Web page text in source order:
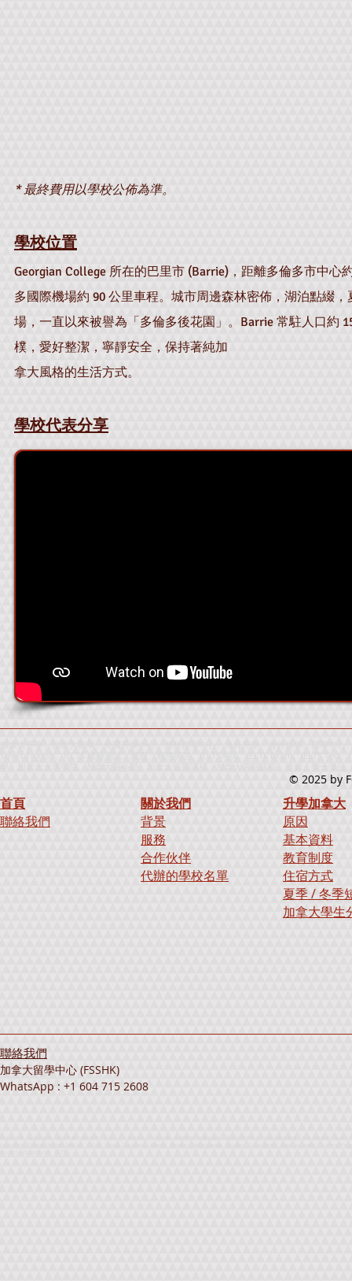
* 最終費用以學校公佈為準。
學校位置
Georgian College 所在的巴里市 (Barrie)，距離多倫多市中心
多國際機場約 90 公里車程。城市周邊森林密佈，湖泊點綴
場，一直以來被譽為「多倫多後花園」。Barrie 常駐人口約
樸，愛好整潔，寧靜安全，保持著純加
拿大風格的生活方式。
學校代表分享
© 2025 by
首頁
聯絡我們
關於我們
背景
服務
合作伙伴
代辦的學校名單
升學加拿大
原因
基本資料
教育制度
住宿方式
夏季 / 冬季
加拿大學生
聯絡我們
加拿大留學中心 (FSSHK)
WhatsApp : +1 604 715 2608